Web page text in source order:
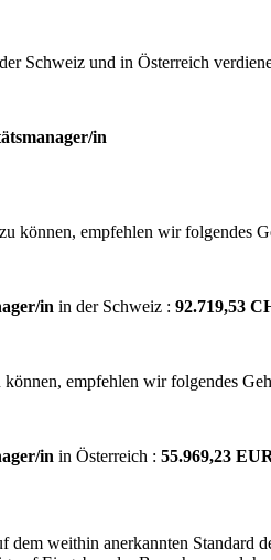
Schweiz und in Österreich
in
können, empfehlen wir folgendes
in in der Schweiz : 92.719,53
empfehlen wir folgendes
in in Österreich : 55.969,23
dem weithin anerkannten